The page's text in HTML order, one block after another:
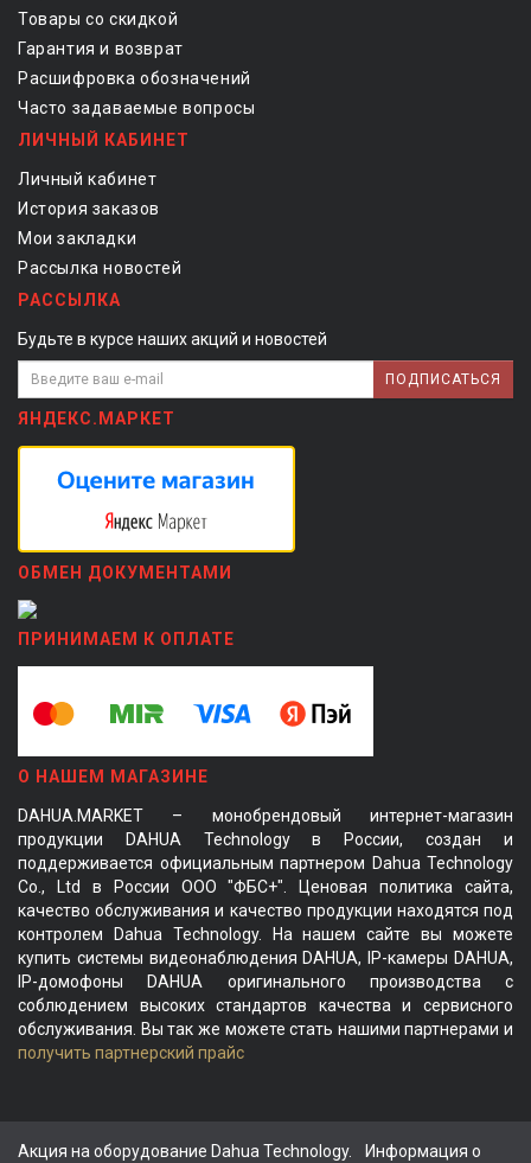
Товары со скидкой
Гарантия и возврат
Расшифровка обозначений
Часто задаваемые вопросы
ЛИЧНЫЙ КАБИНЕТ
Личный кабинет
История заказов
Мои закладки
Рассылка новостей
РАССЫЛКА
Будьте в курсе наших акций и новостей
ПОДПИСАТЬСЯ
ЯНДЕКС.МАРКЕТ
ОБМЕН ДОКУМЕНТАМИ
ПРИНИМАЕМ К ОПЛАТЕ
О НАШЕМ МАГАЗИНЕ
DAHUA.MARKET – монобрендовый интернет-магазин
продукции DAHUA Technology в России, создан и
поддерживается официальным партнером Dahua Technology
Co., Ltd в России ООО "ФБС+". Ценовая политика сайта,
качество обслуживания и качество продукции находятся под
контролем Dahua Technology. На нашем сайте вы можете
купить системы видеонаблюдения DAHUA, IP-камеры DAHUA,
IP-домофоны DAHUA оригинального производства с
соблюдением высоких стандартов качества и сервисного
обслуживания. Вы так же можете стать нашими партнерами и
получить партнерский прайс
Акция на оборудование Dahua Technology. Информация о